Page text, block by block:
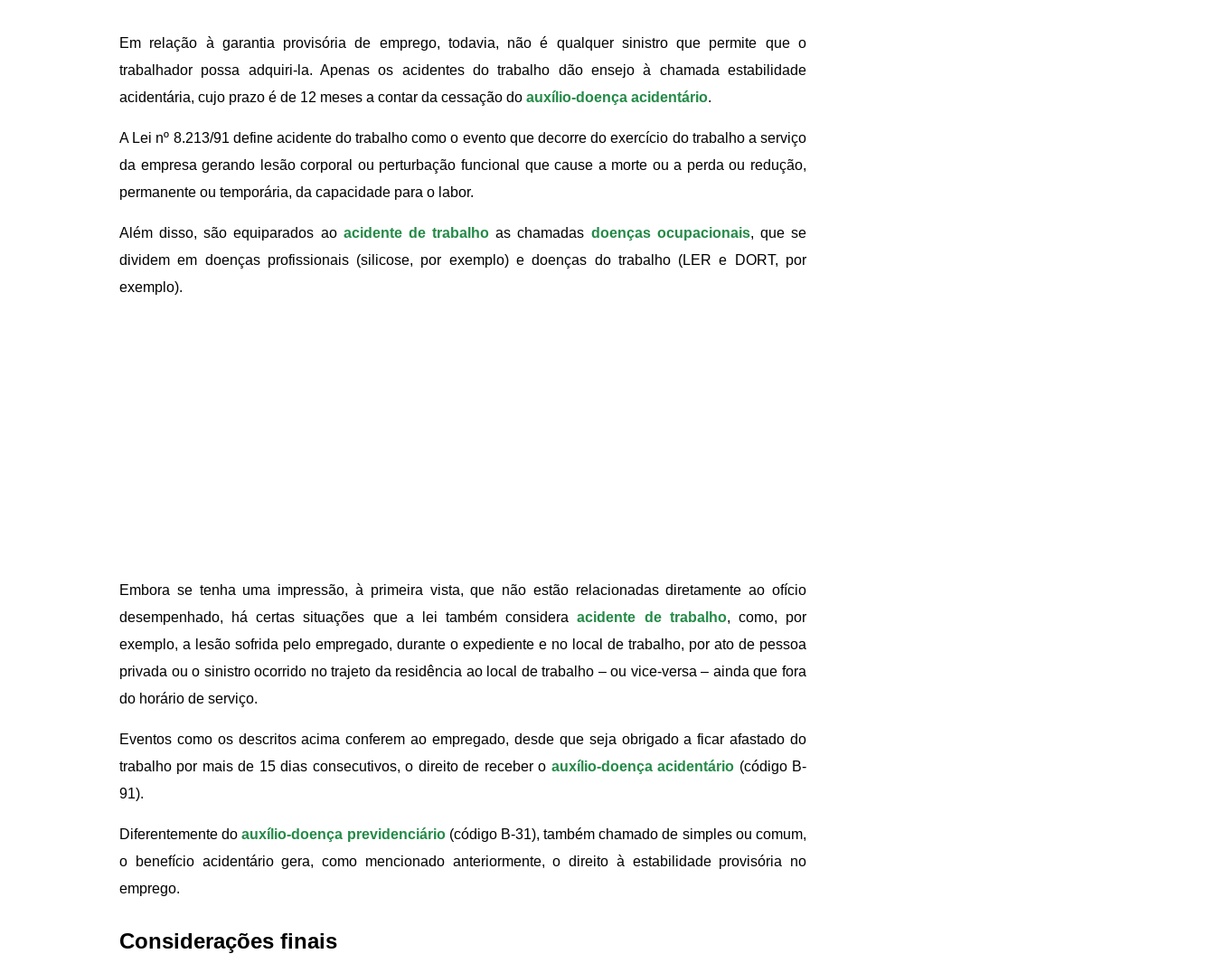
Em relação à garantia provisória de emprego, todavia, não é qualquer sinistro que permite que o
trabalhador possa adquiri-la. Apenas os acidentes do trabalho dão ensejo à chamada estabilidade
acidentária, cujo prazo é de 12 meses a contar da cessação do auxílio-doença acidentário.
A Lei nº 8.213/91 define acidente do trabalho como o evento que decorre do exercício do trabalho a serviço
da empresa gerando lesão corporal ou perturbação funcional que cause a morte ou a perda ou redução,
permanente ou temporária, da capacidade para o labor.
Além disso, são equiparados ao acidente de trabalho as chamadas doenças ocupacionais, que se
dividem em doenças profissionais (silicose, por exemplo) e doenças do trabalho (LER e DORT, por
exemplo).
Embora se tenha uma impressão, à primeira vista, que não estão relacionadas diretamente ao ofício
desempenhado, há certas situações que a lei também consideraacidente de trabalho, como, por
exemplo, a lesão sofrida pelo empregado, durante o expediente e no local de trabalho, por ato de pessoa
privada ou o sinistro ocorrido no trajeto da residência ao local de trabalho – ou vice-versa – ainda que fora
do horário de serviço.
Eventos como os descritos acima conferem ao empregado, desde que seja obrigado a ficar afastado do
trabalho por mais de 15 dias consecutivos, o direito de receber o auxílio-doença acidentário (código B-
91).
Diferentemente doauxílio-doença previdenciário(código B-31), também chamado de simples ou comum,
o benefício acidentário gera, como mencionado anteriormente, o direito à estabilidade provisória no
emprego.
Considerações finais